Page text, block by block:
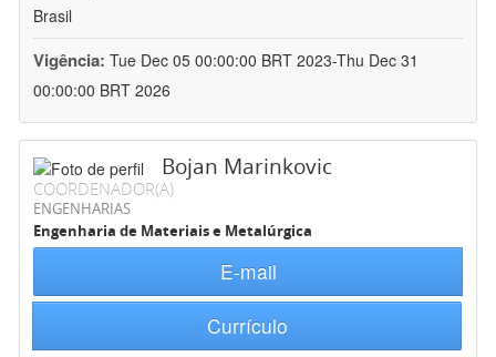
Brasil
Vigência: Tue Dec 05 00:00:00 BRT 2023-Thu Dec 31
00:00:00 BRT 2026
Bojan Marinkovic
COORDENADOR(A)
ENGENHARIAS
Engenharia de Materiais e Metalúrgica
E-mail
Currículo